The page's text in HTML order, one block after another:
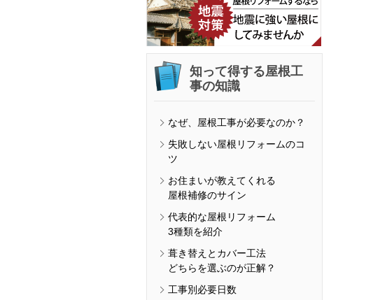
知って得する屋根工
事の知識
なぜ、屋根工事が必要なのか？
失敗しない屋根リフォームのコ
ツ
お住まいが教えてくれる
屋根補修のサイン
代表的な屋根リフォーム
3種類を紹介
葺き替えとカバー工法
どちらを選ぶのが正解？
工事別必要日数